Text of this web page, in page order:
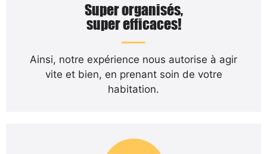
Super organisés,
super efficaces!
Ainsi, notre expérience nous autorise à agir
vite et bien, en prenant soin de votre
habitation.